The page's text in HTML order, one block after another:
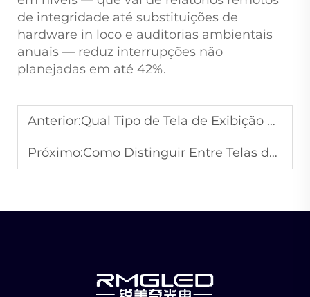
de integridade até substituições de
hardware in loco e auditorias ambientais
anuais — reduz interrupções não
planejadas em até 42%.
Anterior:Qual Tipo de Tela de Exibição Consome Menos Energia para Operação Contínua 24/7?
Próximo:Como Distinguir Entre Telas de Display LED de Alta e Baixa Qualidade?